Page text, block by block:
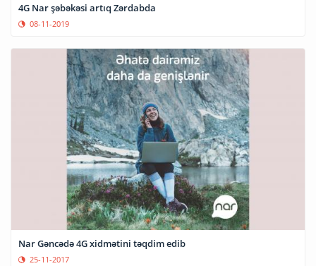
4G Nar şəbəkəsi artıq Zərdabda
08-11-2019
Nar Gəncədə 4G xidmətini təqdim edib
25-11-2017